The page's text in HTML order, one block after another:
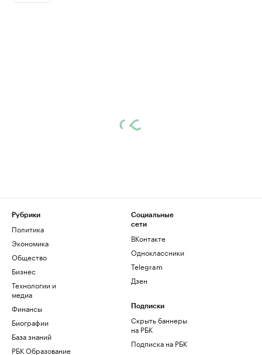
Рубрики
Политика
Экономика
Общество
Бизнес
Технологии и
медиа
Финансы
Биографии
База знаний
РБК Образование
Социальные
сети
ВКонтакте
Одноклассники
Telegram
Дзен
Подписки
Скрыть баннеры
на РБК
Подписка на РБК